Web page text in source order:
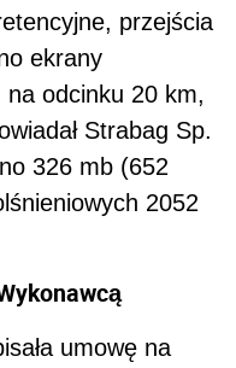
przejścia
ekrany
na odcinku 20 km,
Strabag Sp.
326 mb (652
2052
umowę na